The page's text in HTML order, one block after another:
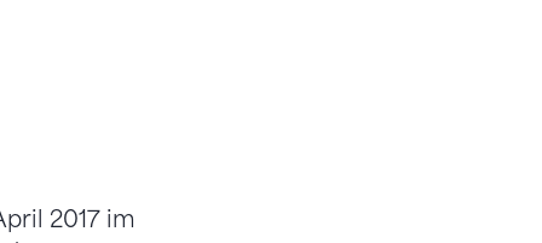
2017 im